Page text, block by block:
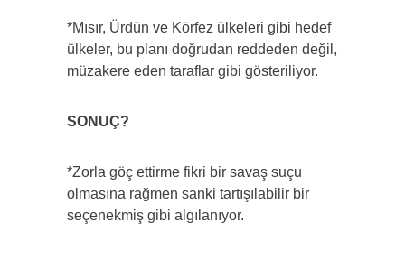
*Mısır, Ürdün ve Körfez ülkeleri gibi hedef
ülkeler, bu planı doğrudan reddeden değil,
müzakere eden taraflar gibi gösteriliyor.
SONUÇ?
*Zorla göç ettirme fikri bir savaş suçu
olmasına rağmen sanki tartışılabilir bir
seçenekmiş gibi algılanıyor.